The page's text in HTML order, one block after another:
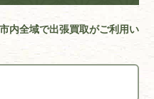
内全域で出張買取がご利用い